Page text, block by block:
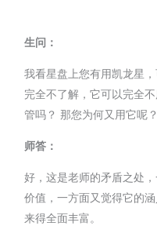
生问：
我看星盘上您有用凯龙星
完全不了解，它可以完全
管吗？ 那您为何又用它呢？
师答：
好，这是老师的矛盾之处
价值，一方面又觉得它的
来得全面丰富。